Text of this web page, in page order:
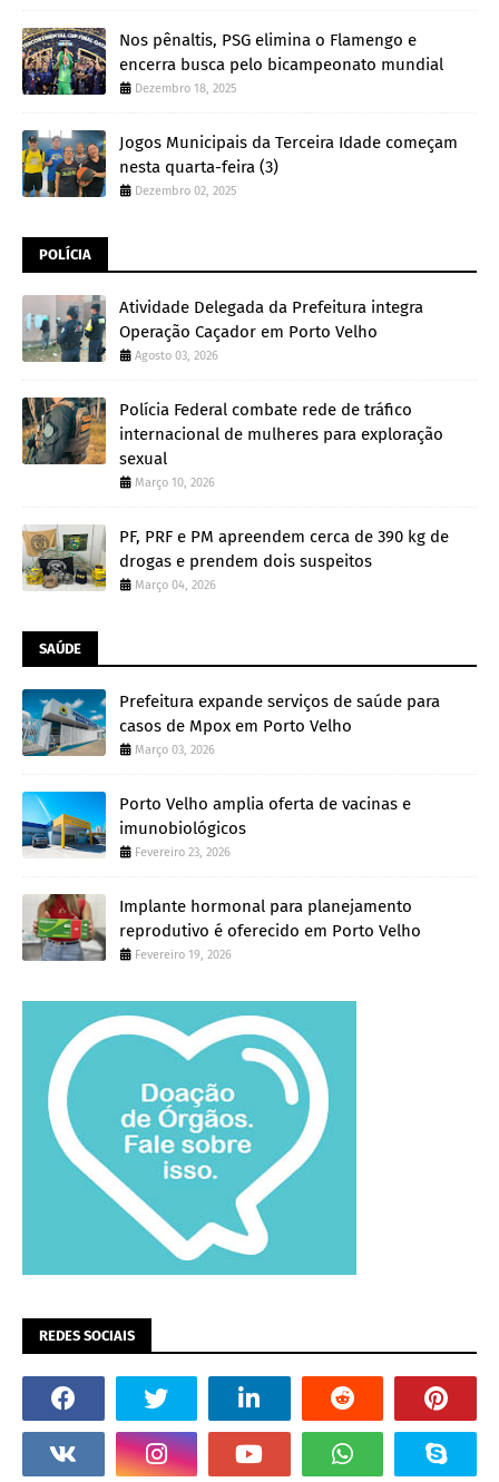
Nos pênaltis, PSG elimina o Flamengo e
encerra busca pelo bicampeonato mundial
Dezembro 18, 2025
Jogos Municipais da Terceira Idade começam
nesta quarta-feira (3)
Dezembro 02, 2025
POLÍCIA
Atividade Delegada da Prefeitura integra
Operação Caçador em Porto Velho
Agosto 03, 2026
Polícia Federal combate rede de tráfico
internacional de mulheres para exploração
sexual
Março 10, 2026
PF, PRF e PM apreendem cerca de 390 kg de
drogas e prendem dois suspeitos
Março 04, 2026
SAÚDE
Prefeitura expande serviços de saúde para
casos de Mpox em Porto Velho
Março 03, 2026
Porto Velho amplia oferta de vacinas e
imunobiológicos
Fevereiro 23, 2026
Implante hormonal para planejamento
reprodutivo é oferecido em Porto Velho
Fevereiro 19, 2026
REDES SOCIAIS